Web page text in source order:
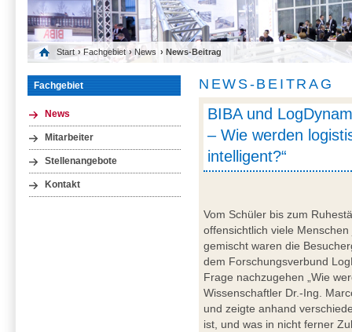
Start › Fachgebiet › News › News-Beitrag
Fachgebiet
News
Mitarbeiter
Stellenangebote
Kontakt
NEWS-BEITRAG
BIBA und
– Wie werden
intelligent?“
Vom Schüler bis zum
offensichtlich viele
gemischt waren die
dem Forschungsverbund
Frage nachzugehen „Wie
Wissenschaftler Dr.-Ing.
und zeigte anhand
ist, und was in nicht ferner